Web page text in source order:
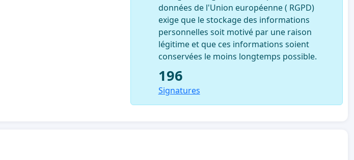
données de l'Union européenne ( RGPD)
exige que le stockage des informations
personnelles soit motivé par une raison
légitime et que ces informations soient
conservées le moins longtemps possible.
196
Signatures